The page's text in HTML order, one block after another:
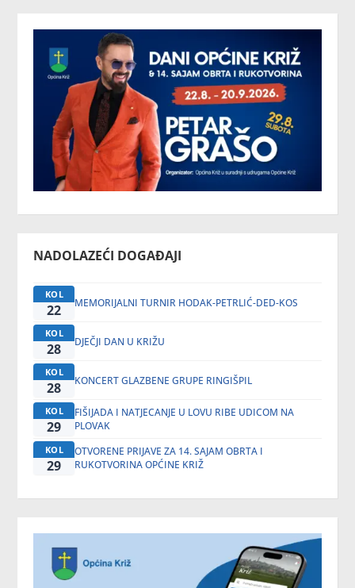
NADOLAZEĆI DOGAĐAJI
KOL
22 MEMORIJALNI TURNIR HODAK-PETRLIĆ-DED-KOS
KOL
28 DJEČJI DAN U KRIŽU
KOL
28 KONCERT GLAZBENE GRUPE RINGIŠPIL
KOL
29
FIŠIJADA I NATJECANJE U LOVU RIBE UDICOM NA
PLOVAK
KOL
29
OTVORENE PRIJAVE ZA 14. SAJAM OBRTA I
RUKOTVORINA OPĆINE KRIŽ